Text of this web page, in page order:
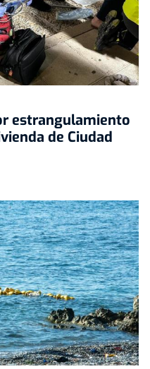
estrangulamiento
de Ciudad